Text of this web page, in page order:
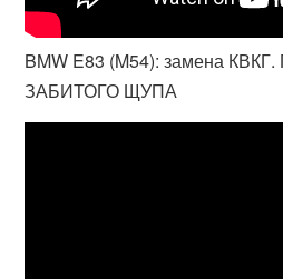
BMW E83 (M54): замена КВКГ.
ЗАБИТОГО ЩУПА